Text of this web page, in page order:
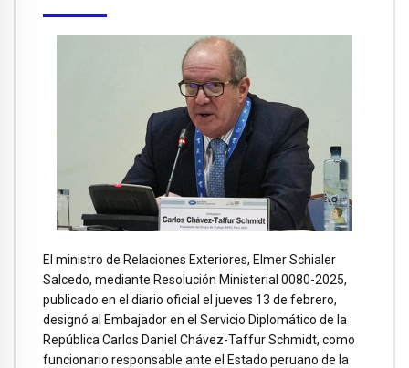
El ministro de Relaciones Exteriores, Elmer Schialer
Salcedo, mediante Resolución Ministerial 0080-2025,
publicado en el diario oficial el jueves 13 de febrero,
designó al Embajador en el Servicio Diplomático de la
República Carlos Daniel Chávez-Taffur Schmidt, como
funcionario responsable ante el Estado peruano de la